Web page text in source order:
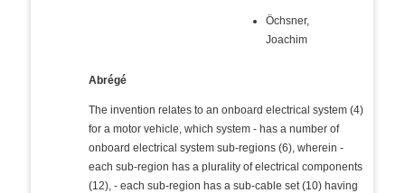
Öchsner,
Joachim
Abrégé
The invention relates to an onboard electrical system (4)
for a motor vehicle, which system - has a number of
onboard electrical system sub-regions (6), wherein -
each sub-region has a plurality of electrical components
(12), - each sub-region has a sub-cable set (10) having